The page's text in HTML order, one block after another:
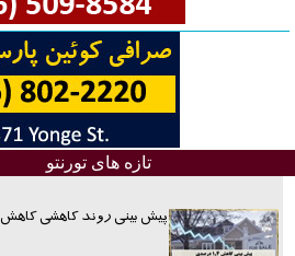
تازه های تورنتو
پیش بینی روند کاهشی